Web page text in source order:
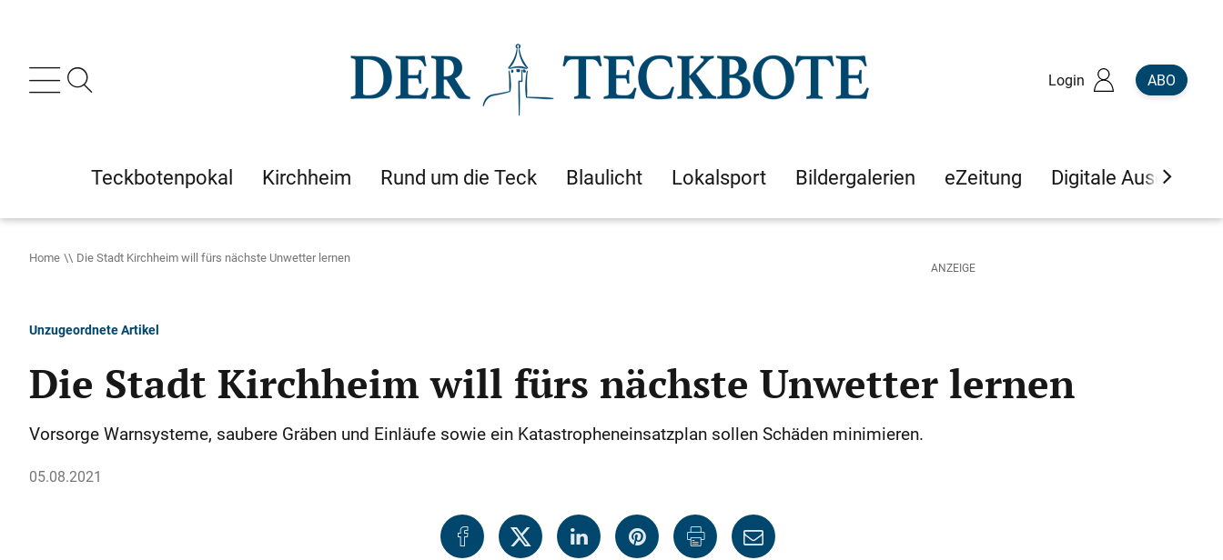
Login ABO
Teckbotenpokal Kirchheim Rund um die Teck Blaulicht Lokalsport Bildergalerien eZeitung Digitale Ausgaben
Home Die Stadt Kirchheim will fürs nächste Unwetter lernen
Unzugeordnete Artikel
Die Stadt Kirchheim will fürs nächste Unwetter lernen
Vorsorge Warnsysteme, saubere Gräben und Einläufe sowie ein Katastropheneinsatzplan sollen Schäden minimieren.
05.08.2021